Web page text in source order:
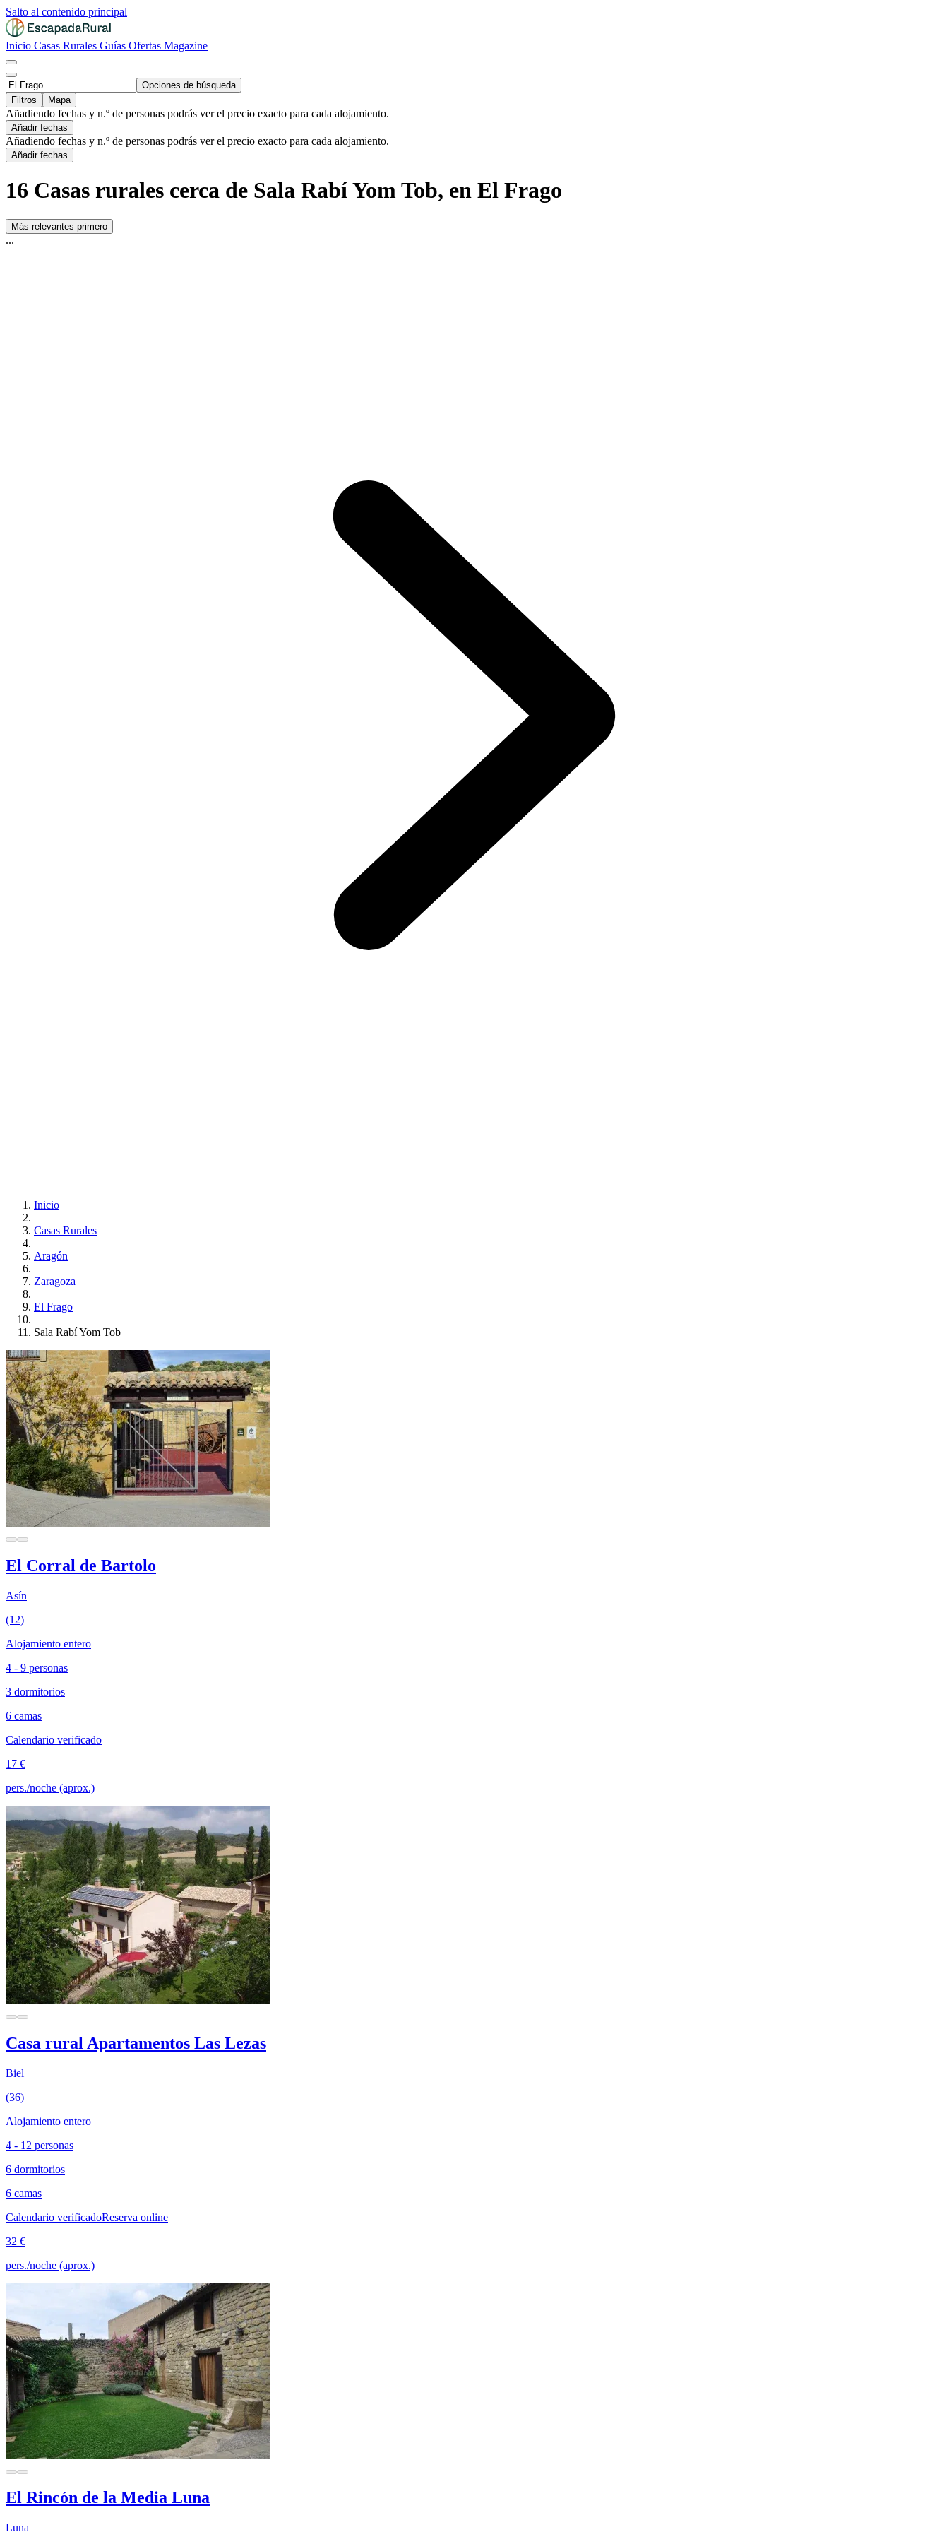
Salto al contenido principal
Inicio Casas Rurales Guías Ofertas Magazine
Opciones de búsqueda
Filtros
Mapa
Añadiendo fechas y n.º de personas podrás ver el precio exacto para cada alojamiento.
Añadir fechas
Añadiendo fechas y n.º de personas podrás ver el precio exacto para cada alojamiento.
Añadir fechas
16 Casas rurales cerca de Sala Rabí Yom Tob, en El Frago
Más relevantes primero
...
Inicio
Casas Rurales
Aragón
Zaragoza
El Frago
Sala Rabí Yom Tob
El Corral de Bartolo
Asín
(12)
Alojamiento entero
4 - 9 personas
3 dormitorios
6 camas
Calendario verificado
17 €
pers./noche (aprox.)
Casa rural Apartamentos Las Lezas
Biel
(36)
Alojamiento entero
4 - 12 personas
6 dormitorios
6 camas
Calendario verificadoReserva online
32 €
pers./noche (aprox.)
El Rincón de la Media Luna
Luna